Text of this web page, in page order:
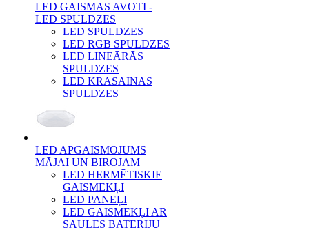
LED GAISMAS AVOTI -
LED SPULDZES
LED SPULDZES
LED RGB SPULDZES
LED LINEĀRĀS
SPULDZES
LED KRĀSAINĀS
SPULDZES
LED APGAISMOJUMS
MĀJAI UN BIROJAM
LED HERMĒTISKIE
GAISMEKĻI
LED PANEĻI
LED GAISMEKĻI AR
SAULES BATERIJU